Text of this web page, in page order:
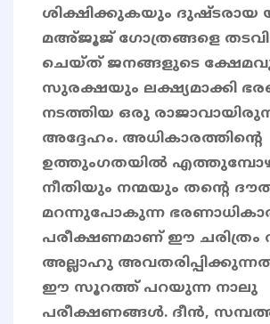
ശിക്ഷിക്കുകയും
മഅ്ജൂജ് ഗോത്രങ്ങളെ
ചെയ്ത് ജനങ്ങളുടെ
സുരക്ഷയും ലക്ഷ്യമാക്കി
നടത്തിയ ഒരു
അദ്ദേഹം. അധികാരത്തിന്റെ
ഉത്തുംഗതയിൽ
നീതിയും നന്മയും തൻ്റെ
മറന്നുപോകുന്ന
പരീക്ഷണമാണ് ഈ ചരിത്രം
അല്ലാഹു
ഈ സൂറത്ത് പറയുന്ന നാലു
പരീക്ഷണങ്ങൾ. ദീൻ,